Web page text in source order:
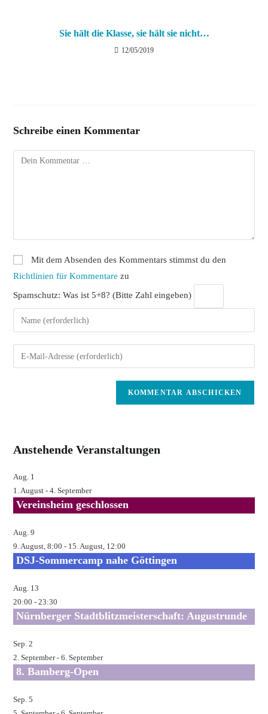
Sie hält die Klasse, sie hält sie nicht…
12/05/2019
Schreibe einen Kommentar
Kommentar
Mit dem Absenden des Kommentars stimmst du den
Richtlinien für Kommentare zu
Spamschutz: Was ist 5+8? (Bitte Zahl eingeben)
Gib
deinen
Namen
oder
Gib
deine
ein
Anstehende Veranstaltungen
Aug. 1
1. August -4. September
Vereinsheim geschlossen
Aug.9
9. August, 8:00 - 15. August, 12:00
DSJ-Sommercamp nahe Göttingen
Aug. 13
20:00 -23:30
Nürnberger Stadtblitzmeisterschaft: Augustrunde
Sep.2
2. September-6. September
8. Bamberg-Open
Sep.5